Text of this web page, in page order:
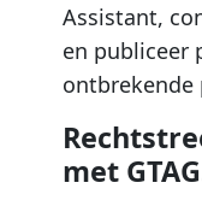
Assistant,
en publiceer
ontbrekende
met